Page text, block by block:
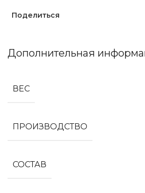
Поделиться
Дополнительная
ВЕС
ПРОИЗВОДСТВО
СОСТАВ